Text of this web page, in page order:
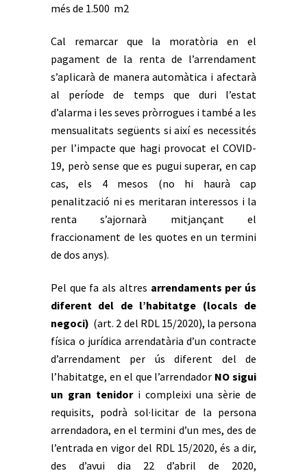
més de 1.500 m2
Cal remarcar que la moratòria en el
pagament de la renta de l’arrendament
s’aplicarà de manera automàtica i afectarà
al període de temps que duri l’estat
d’alarma i les seves pròrrogues i també a les
mensualitats següents si així es necessités
per l’impacte que hagi provocat el COVID-
19, però sense que es pugui superar, en cap
cas, els 4 mesos (no hi haurà cap
penalització ni es meritaran interessos i la
renta s’ajornarà mitjançant el
fraccionament de les quotes en un termini
de dos anys).
Pel que fa als altres arrendaments per ús
diferent del de l’habitatge (locals de
negoci) (art. 2 del RDL 15/2020), la persona
física o jurídica arrendatària d’un contracte
d’arrendament per ús diferent del de
l’habitatge, en el que l’arrendador NO sigui
un gran tenidor i compleixi una sèrie de
requisits, podrà sol·licitar de la persona
arrendadora, en el termini d’un mes, des de
l’entrada en vigor del RDL 15/2020, és a dir,
des d’avui dia 22 d’abril de 2020,